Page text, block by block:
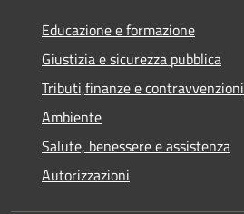
Educazione e formazione
Giustizia e sicurezza pubblica
Tributi,finanze e contravvenzioni
Ambiente
Salute, benessere e assistenza
Autorizzazioni